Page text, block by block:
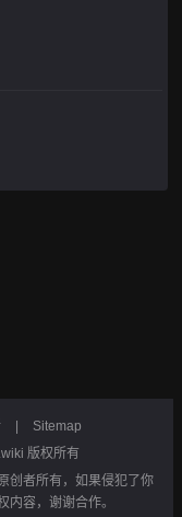
Sitemap
版权所有
创者所有，如果侵犯了你
内容，谢谢合作。